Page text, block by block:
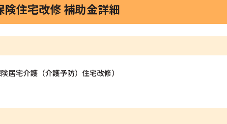
険住宅改修 補助金詳細
居宅介護（介護予防）住宅改修）